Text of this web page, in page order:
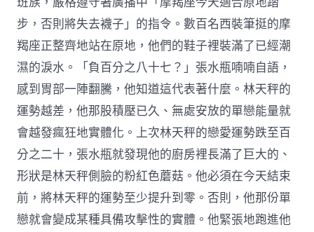
步，否則將失去襪子」的指令。數百名西裝筆挺的摩
羯座正整齊地站在原地，他們的鞋子裡裝滿了已經潮
濕的淚水。「負百分之八十七？」張水瓶喃喃自語，
感到胃部一陣翻騰，他知道這代表著什麼。林天秤的
運勢越差，他那股積壓已久、無處安放的單戀能量就
會越發瘋狂地實體化。上次林天秤的戀愛運勢跌至百
分之二十，張水瓶就發現他的廚房裡長滿了巨大的、
形狀是林天秤側臉的粉紅色蘑菇。他必須在今天結束
前，將林天秤的運勢至少提升到零。否則，他那份單
戀就會變成某種具備攻擊性的實體。他緊張地跑進他